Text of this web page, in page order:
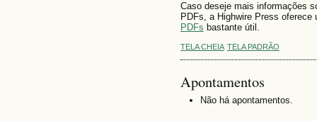
Caso deseje mais informações
PDFs, a Highwire Press oferece
PDFs bastante útil.
TELA CHEIA TELA PADRÃO
Apontamentos
Não há apontamentos.